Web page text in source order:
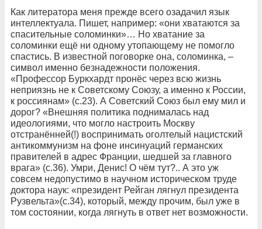
Как литератора меня прежде всего озадачил язык
интеллектуала. Пишет, например: «они хватаются за
спасительные соломинки»… Но хватание за
соломинки ещё ни одному утопающему не помогло
спастись. В известной поговорке она, соломинка, –
символ именно безнадежности положения.
«Профессор Буркхардт пронёс через всю жизнь
неприязнь не к Советскому Союзу, а именно к России,
к россиянам» (с.23). А Советский Союз был ему мил и
дорог? «Внешняя политика поднималась над
идеологиями, что могло настроить Москву
отстранённей(!) воспринимать оголтелый нацистский
антикоммунизм на фоне инсинуаций германских
правителей в адрес Франции, шедшей за главного
врага» (с.36). Умри, Денис! О чём тут?.. А это уж
совсем недопустимо в научном историческом труде
доктора наук: «президент Рейган лягнул президента
Рузвельта»(с.34), который, между прочим, был уже в
том состоянии, когда лягнуть в ответ нет возможности.